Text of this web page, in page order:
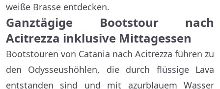
weiße Brasse entdecken.
Ganztägige Bootstour nach
Acitrezza inklusive Mittagessen
Bootstouren von Catania nach Acitrezza führen zu
den Odysseushöhlen, die durch flüssige Lava
entstanden sind und mit azurblauem Wasser